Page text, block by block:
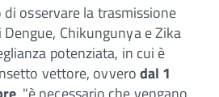
osservare la trasmissione
Chikungunya e Zika
potenziata, in cui è
vettore, ovverodal 1